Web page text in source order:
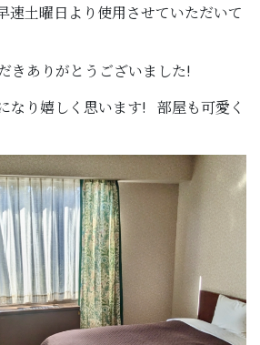
速土曜日より使用させていただいて
きありがとうございました!
なり嬉しく思います! 部屋も可愛く